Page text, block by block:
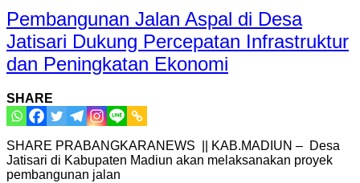
Pembangunan Jalan Aspal di Desa
Jatisari Dukung Percepatan Infrastruktur
dan Peningkatan Ekonomi
SHARE
SHARE PRABANGKARANEWS || KAB.MADIUN – Desa
Jatisari di Kabupaten Madiun akan melaksanakan proyek
pembangunan jalan